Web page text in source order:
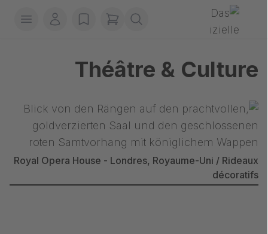
Gerriets
items in cart, view bag
wishlist
compte
Théâtre & Culture
Royal Opera House - Londres, Royaume-Uni / Rideaux
décoratifs